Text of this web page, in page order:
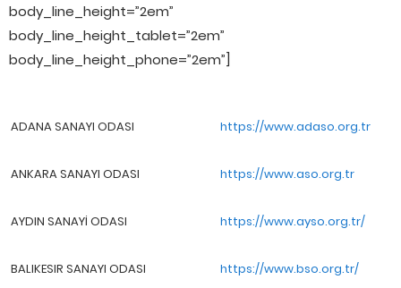
body_line_height=”2em”
body_line_height_tablet=”2em”
body_line_height_phone=”2em”]
ADANA SANAYI ODASI https://www.adaso.org.tr
ANKARA SANAYI ODASI https://www.aso.org.tr
AYDIN SANAYİ ODASI https://www.ayso.org.tr/
BALIKESIR SANAYI ODASI https://www.bso.org.tr/